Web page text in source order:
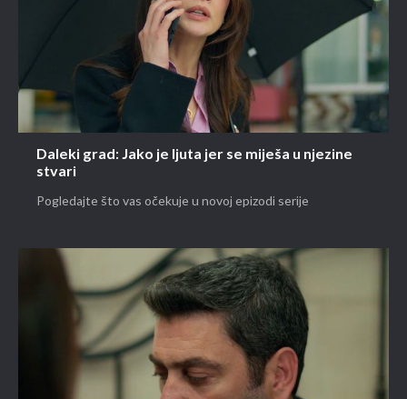
Daleki grad: Jako je ljuta jer se miješa u njezine
stvari
Pogledajte što vas očekuje u novoj epizodi serije